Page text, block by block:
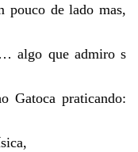
pouco de lado mas,
algo que admiro s
Gatoca praticando: